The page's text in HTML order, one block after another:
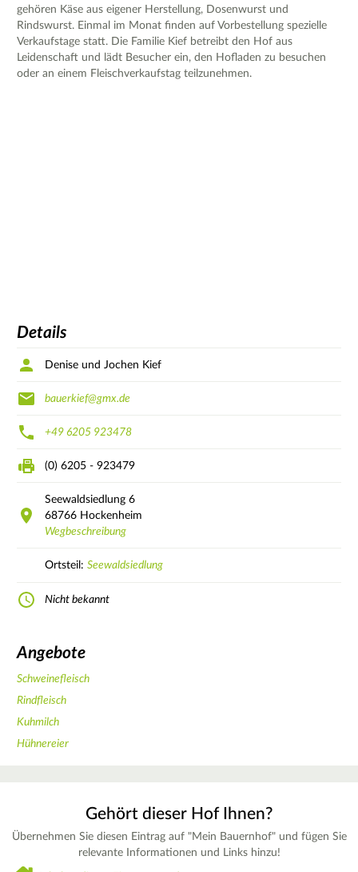
gehören Käse aus eigener Herstellung, Dosenwurst und
Rindswurst. Einmal im Monat finden auf Vorbestellung spezielle
Verkaufstage statt. Die Familie Kief betreibt den Hof aus
Leidenschaft und lädt Besucher ein, den Hofladen zu besuchen
oder an einem Fleischverkaufstag teilzunehmen.
Details
Denise und Jochen Kief
bauerkief@gmx.de
+49 6205 923478
(0) 6205 - 923479
Seewaldsiedlung 6
68766 Hockenheim
Wegbeschreibung
Ortsteil: Seewaldsiedlung
Nicht bekannt
Angebote
Schweinefleisch
Rindfleisch
Kuhmilch
Hühnereier
Gehört dieser Hof Ihnen?
Übernehmen Sie diesen Eintrag auf "Mein Bauernhof" und fügen Sie
relevante Informationen und Links hinzu!